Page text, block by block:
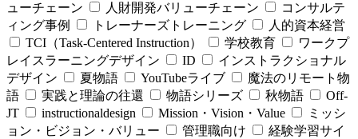
ューチェーン
人財開発バリューチェーン
コンサルテ
ィング事例
トレーナーズトレーニング
人的資本経営
TCI（Task-Centered Instruction）
学校教育
ワークプ
レイスラーニングデザイン
ID
インストラクショナル
デザイン
夏物語 YouTubeライブ
魔法のリモート物
語
実践と理論の往還 物語シリーズ 秋物語
Off-
JT
instructionaldesign Mission・Vision・Value
ミッシ
ョン・ビジョン・バリュー
管理職向け
経験学習サイ